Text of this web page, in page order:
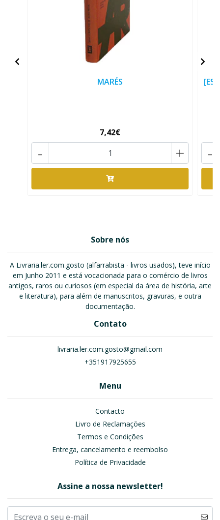
MARÉS
7,42€
+
- -
Sobre nós
A Livraria.ler.com.gosto (alfarrabista - livros usados), teve início
em Junho 2011 e está vocacionada para o comércio de livros
antigos, raros ou curiosos (em especial da área de história, arte
e literatura), para além de manuscritos, gravuras, e outra
documentação.
Contato
livraria.ler.com.gosto@gmail.com
+351917925655
Menu
Contacto
Livro de Reclamações
Termos e Condições
Entrega, cancelamento e reembolso
Política de Privacidade
Assine a nossa newsletter!